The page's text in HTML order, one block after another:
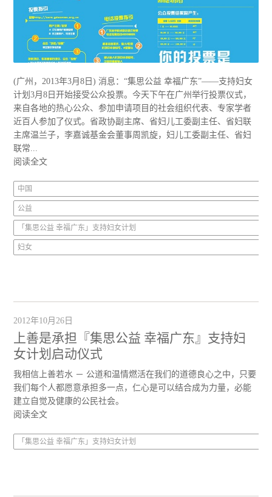
(广州，2013年3月8日) 消息：“集思公益 幸福广东”——支持妇女
计划3月8日开始接受公众投票。今天下午在广州举行投票仪式，
来自各地的热心公众、参加申请项目的社会组织代表、专家学者
近百人参加了仪式。省政协副主席、省妇儿工委副主任、省妇联
主席温兰子，李嘉诚基金会董事周凯旋，妇儿工委副主任、省妇
联常...
阅读全文
中国
公益
「集思公益 幸福广东」支持妇女计划
妇女
2012年10月26日
上善是承担『集思公益 幸福广东』支持妇
女计划启动仪式
我相信上善若水 － 公道和温情燃活在我们的道德良心之中，只要
我们每个人都愿意承担多一点，仁心是可以结合成为力量，必能
建立自觉及健康的公民社会。
阅读全文
「集思公益 幸福广东」支持妇女计划